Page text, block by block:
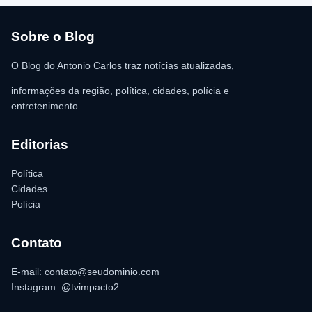
para as providências legais.
Sobre o Blog
O Blog do Antonio Carlos traz notícias atualizadas,
informações da região, política, cidades, polícia e
entretenimento.
Editorias
Política
Cidades
Polícia
Contato
E-mail: contato@seudominio.com
Instagram: @tvimpacto2